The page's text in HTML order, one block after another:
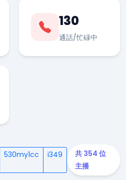
130
通話/忙碌中
530my1cc i349
共 354 位
主播